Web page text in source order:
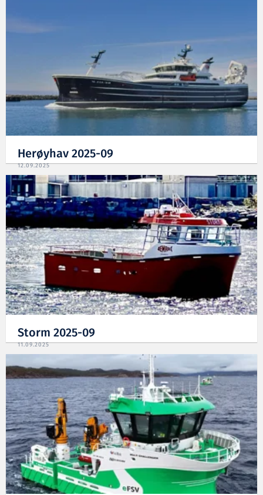
Herøyhav 2025-09
12.09.2025
Storm 2025-09
11.09.2025